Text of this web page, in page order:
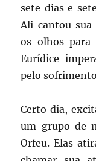
sete dias e
Ali cantou sua
os olhos para
Eurídice
pelo
Certo dia,
um grupo de
Orfeu. Elas